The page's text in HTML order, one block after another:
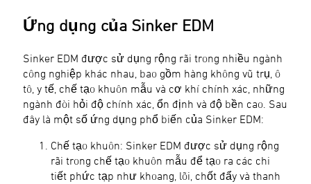
Ứng dụng của Sinker EDM
Sinker EDM được sử dụng rộng rãi trong nhiều ngành
công nghiệp khác nhau, bao gồm hàng không vũ trụ, ô
tô, y tế, chế tạo khuôn mẫu và cơ khí chính xác, những
ngành đòi hỏi độ chính xác, ổn định và độ bền cao. Sau
đây là một số ứng dụng phổ biến của Sinker EDM:
Chế tạo khuôn: Sinker EDM được sử dụng rộng
rãi trong chế tạo khuôn mẫu để tạo ra các chi
tiết phức tạp như khoang, lõi, chốt đẩy và thanh